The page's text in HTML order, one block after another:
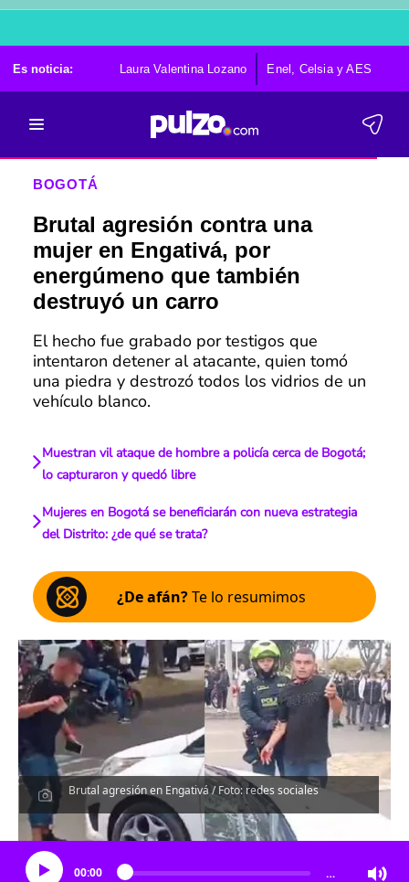
Es noticia: Laura Valentina Lozano Enel, Celsia y AES
BOGOTÁ
Brutal agresión contra una
mujer en Engativá, por
energúmeno que también
destruyó un carro
El hecho fue grabado por testigos que
intentaron detener al atacante, quien tomó
una piedra y destrozó todos los vidrios de un
vehículo blanco.
Muestran vil ataque de hombre a policía cerca de Bogotá;
lo capturaron y quedó libre
Mujeres en Bogotá se beneficiarán con nueva estrategia
del Distrito: ¿de qué se trata?
¿De afán?Te lo resumimos
Brutal agresión en Engativá / Foto: redes sociales
Escucha el artículo
00:00 …